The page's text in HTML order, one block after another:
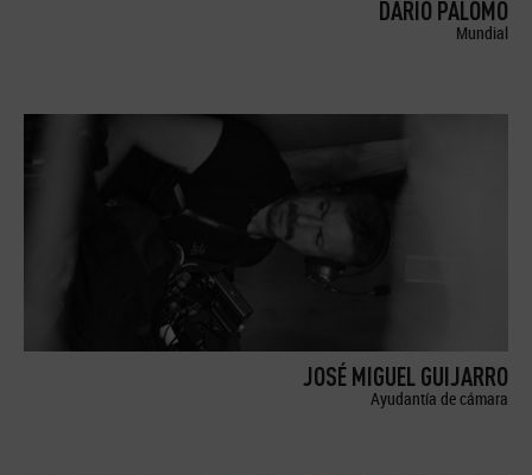
DARÍO PALOMO
Mundial
JOSÉ MIGUEL GUIJARRO
Ayudantía de cámara